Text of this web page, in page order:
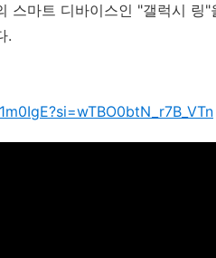
스마트 디바이스인 "갤럭시 링
.